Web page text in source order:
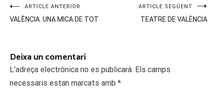
Navegació
d'entrades
ARTICLE ANTERIOR
VALÈNCIA. UNA MICA DE TOT
ARTICLE SEGÜENT
TEATRE DE VALÈNCIA
Deixa un comentari
L'adreça electrònica no es publicarà. Els camps
necessaris estan marcats amb *